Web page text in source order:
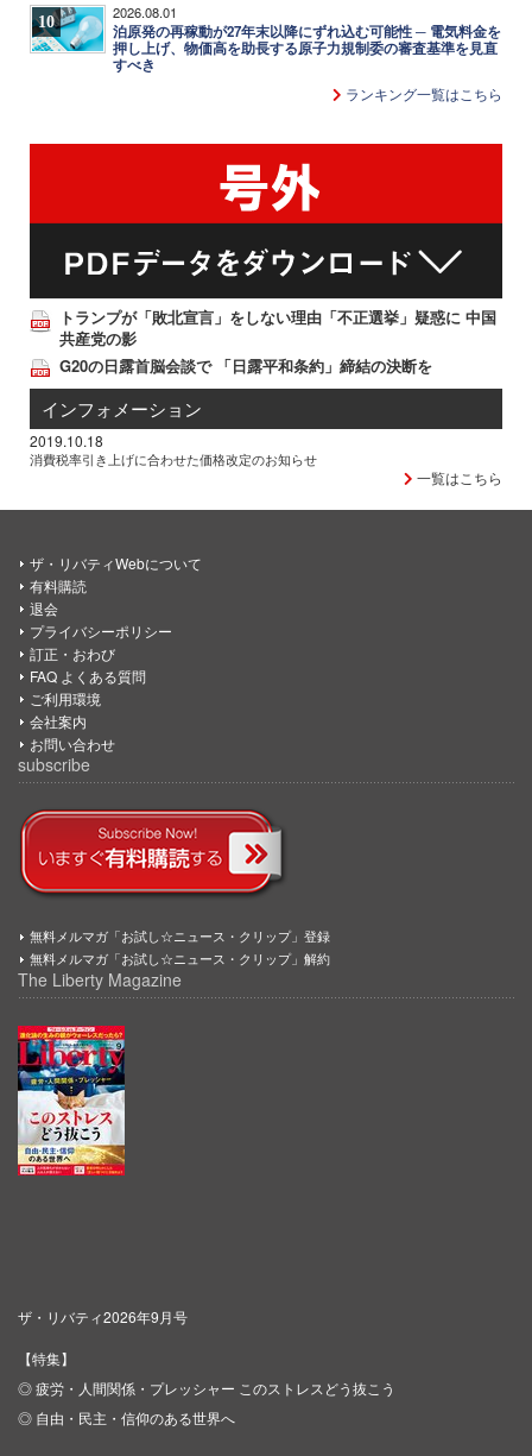
10 2026.08.01
泊原発の再稼動が27年末以降にずれ込む可能性 ─ 電気料金を
押し上げ、物価高を助長する原子力規制委の審査基準を見直
すべき
ランキング一覧はこちら
トランプが「敗北宣言」をしない理由「不正選挙」疑惑に 中国
共産党の影
G20の日露首脳会談で 「日露平和条約」締結の決断を
インフォメーション
2019.10.18
消費税率引き上げに合わせた価格改定のお知らせ
一覧はこちら
ザ・リバティWebについて
有料購読
退会
プライバシーポリシー
訂正・おわび
FAQ よくある質問
ご利用環境
会社案内
お問い合わせ
subscribe
無料メルマガ「お試し☆ニュース・クリップ」登録
無料メルマガ「お試し☆ニュース・クリップ」解約
The Liberty Magazine
ザ・リバティ2026年9月号
【特集】
◎ 疲労・人間関係・プレッシャー このストレスどう抜こう
◎ 自由・民主・信仰のある世界へ